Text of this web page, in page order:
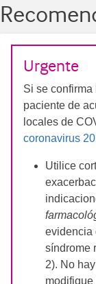
Urgente
Si se
paciente de
locales de
coronavirus
Utilice
evidencia
síndrome
2). No